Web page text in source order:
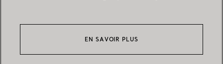
EN SAVOIR PLUS